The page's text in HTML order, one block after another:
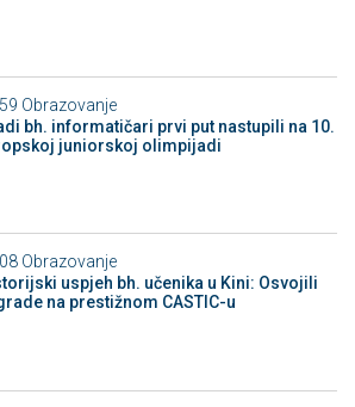
Obrazovanje
bh. informatičari prvi put nastupili na 10.
juniorskoj olimpijadi
Obrazovanje
uspjeh bh. učenika u Kini: Osvojili
na prestižnom CASTIC-u